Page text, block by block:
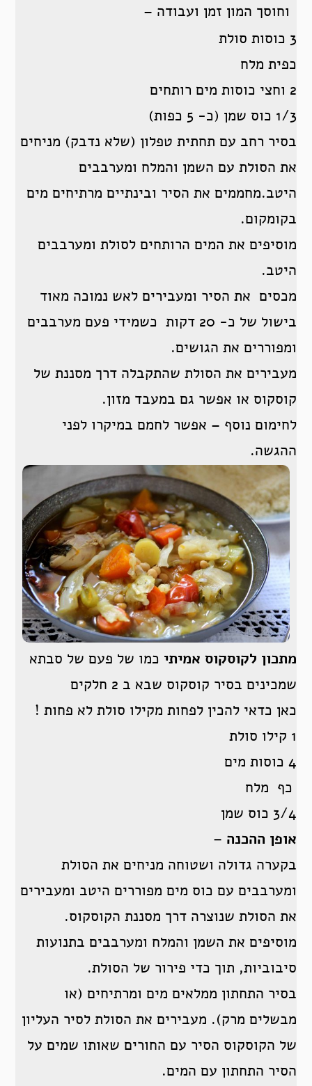
וחוסך המון זמן ועבודה –
3 כוסות סולת
כפית מלח
2 וחצי כוסות מים רותחים
1/3 כוס שמן (כ- 5 כפות)
בסיר רחב עם תחתית טפלון (שלא נדבק) מניחים
את הסולת עם השמן והמלח ומערבבים
היטב.מחממים את הסיר ובינתיים מרתיחים מים
בקומקום.
מוסיפים את המים הרותחים לסולת ומערבבים
היטב.
מכסים את הסיר ומעבירים לאש נמוכה מאוד
בישול של כ- 20 דקות כשמידי פעם מערבבים
ומפוררים את הגושים.
מעבירים את הסולת שהתקבלה דרך מסננת של
קוסקוס או אפשר גם במעבד מזון.
לחימום נוסף – אפשר לחמם במיקרו לפני
ההגשה.
מתכון לקוסקוס אמיתי כמו של פעם של סבתא
שמכינים בסיר קוסקוס שבא ב 2 חלקים
כאן כדאי להכין לפחות מקילו סולת לא פחות !
1 קילו סולת
4 כוסות מים
כף מלח
3/4 כוס שמן
אופן ההכנה –
בקערה גדולה ושטוחה מניחים את הסולת
ומערבבים עם כוס מים מפוררים היטב ומעבירים
את הסולת שנוצרה דרך מסננת הקוסקוס.
מוסיפים את השמן והמלח ומערבבים בתנועות
סיבוביות, תוך כדי פירור של הסולת.
בסיר התחתון ממלאים מים ומרתיחים (או
מבשלים מרק). מעבירים את הסולת לסיר העליון
של הקוסקוס הסיר עם החורים שאותו שמים על
הסיר התחתון עם המים.